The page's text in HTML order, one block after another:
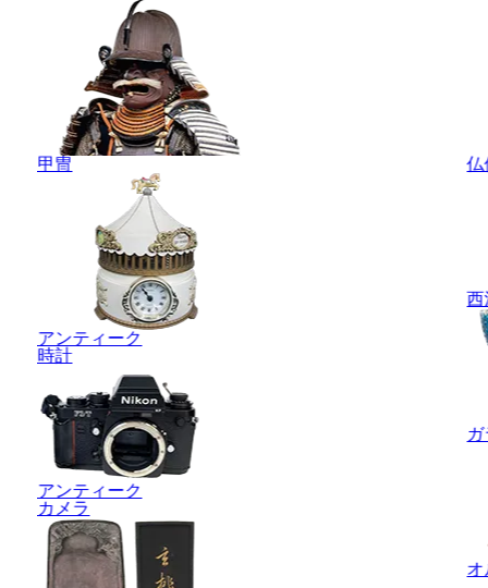
甲冑
アンティーク
時計
アンティーク
カメラ
仏
西
オ